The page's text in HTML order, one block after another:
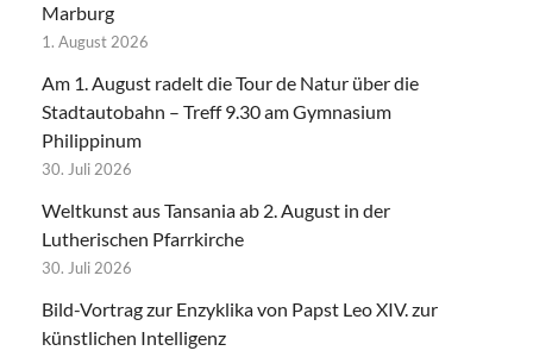
Marburg
1. August 2026
Am 1. August radelt die Tour de Natur über die
Stadtautobahn – Treff 9.30 am Gymnasium
Philippinum
30. Juli 2026
Weltkunst aus Tansania ab 2. August in der
Lutherischen Pfarrkirche
30. Juli 2026
Bild-Vortrag zur Enzyklika von Papst Leo XIV. zur
künstlichen Intelligenz